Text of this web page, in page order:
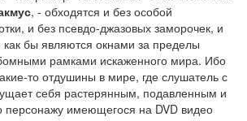
, - обходятся и без особой
и без псевдо-джазовых заморочек, и
бы являются окнами за пределы
рамками искаженного мира. Ибо
то отдушины в мире, где слушатель с
себя растерянным, подавленным и
имеющегося на DVD видео